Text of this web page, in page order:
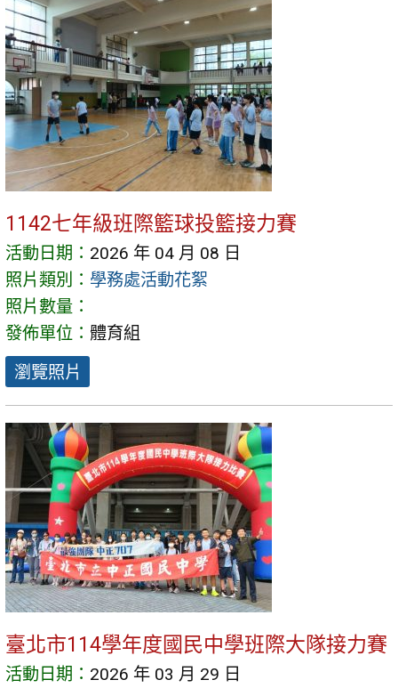
1142七年級班際籃球投籃接力賽
活動日期： 2026 年 04 月 08 日
照片類別： 學務處活動花絮
照片數量：
發佈單位： 體育組
瀏覽照片
臺北市114學年度國民中學班際大隊接力賽
活動日期： 2026 年 03 月 29 日